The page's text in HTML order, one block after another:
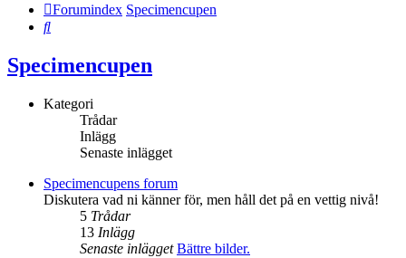
Forumindex Specimencupen
Sök
Specimencupen
Kategori
Trådar
Inlägg
Senaste inlägget
Specimencupens forum
Diskutera vad ni känner för, men håll det på en vettig nivå!
5 Trådar
13 Inlägg
Senaste inlägget Bättre bilder.